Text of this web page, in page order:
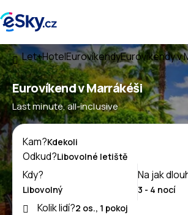
Let+HotelEurovíkendyEurovíkendy v
Eurovíkend v Marrákéši
Last minute, all-inclusive
Kam?
Odkud?
Kdy?
Na jak
Kolik lidí?